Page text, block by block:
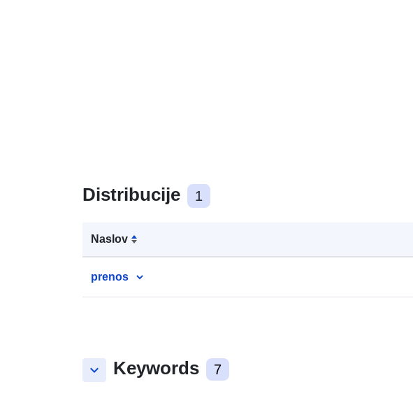
Distribucije 1
Naslov
prenos
keyboard_arrow_down Keywords 7